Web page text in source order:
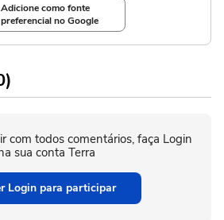
Adicione como fonte
preferencial no Google
com todos comentários, faça Login
sua conta Terra
Login para participar